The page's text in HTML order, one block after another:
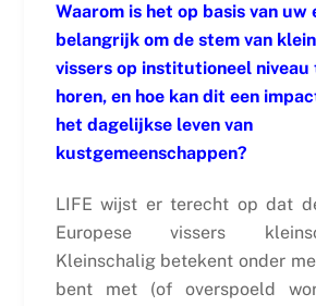
Waarom is het op basis van uw
belangrijk om de stem van
vissers op institutioneel niveau
horen, en hoe kan dit een
het dagelijkse leven van
kustgemeenschappen?
LIFE wijst er terecht op dat
Europese vissers
Kleinschalig betekent onder
bent met (of overspoeld